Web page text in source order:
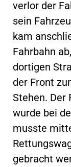
verlor der
sein
kam
Fahrbahn
dortigen
der Front
Stehen. Der
wurde bei
musste
gebracht